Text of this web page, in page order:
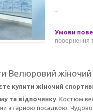
повернення
Велюровий
купити жіночий
та відпочинку. Костюм
з гарною посадкою. Чудово